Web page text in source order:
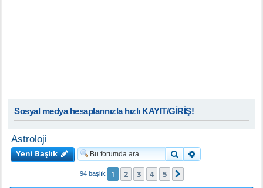
Sosyal medya hesaplarınızla hızlı KAYIT/GİRİŞ!
Astroloji
Yeni Başlık
Ara
94 başlık 1 2 3 4 5